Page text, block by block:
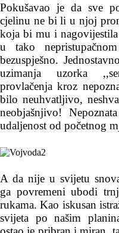
Pokušavao je da sve
cjelinu ne bi li u njoj
koja bi mu i
u tako
bezuspješno.
uzimanja uzorka
provlačenja kroz
bilo neuhvatljivo,
neobjašnjivo!
udaljenost od početnog
A da nije u svijetu
ga povremeni ubodi
rukama. Kao iskusan
svijeta po našim